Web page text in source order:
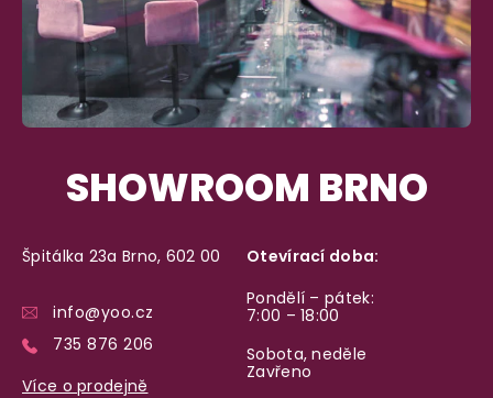
SHOWROOM BRNO
Špitálka 23a Brno, 602 00
info@yoo.cz
735 876 206
Více o prodejně
Otevírací doba:
Pondělí – pátek:
7:00 – 18:00
Sobota, neděle
Zavřeno